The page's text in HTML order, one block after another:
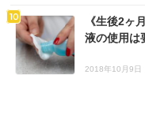
《生後2ヶ
液の使用は
2018年10月9日